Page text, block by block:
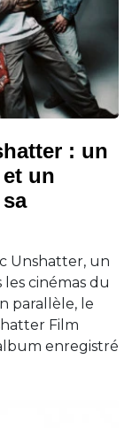
: un
un
Unshatter, un
cinémas du
parallèle, le
Film
enregistré